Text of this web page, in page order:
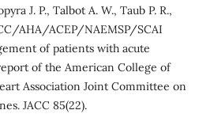
J. P., Talbot A. W., Taub P. R.,
AHA/ACEP/NAEMSP/SCAI
of patients with acute
of the American College of
Association Joint Committee on
JACC 85(22).